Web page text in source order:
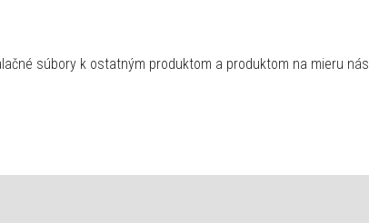
súbory k ostatným produktom a produktom na mieru nás